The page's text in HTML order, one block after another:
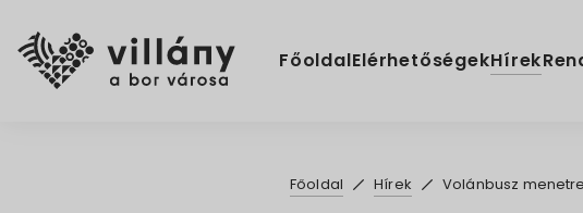
FőoldalElérhetőségekHírek
Főoldal Hírek Volánbusz